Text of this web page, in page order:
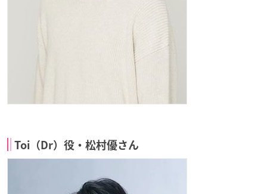
Toi（Dr）役・松村優さん